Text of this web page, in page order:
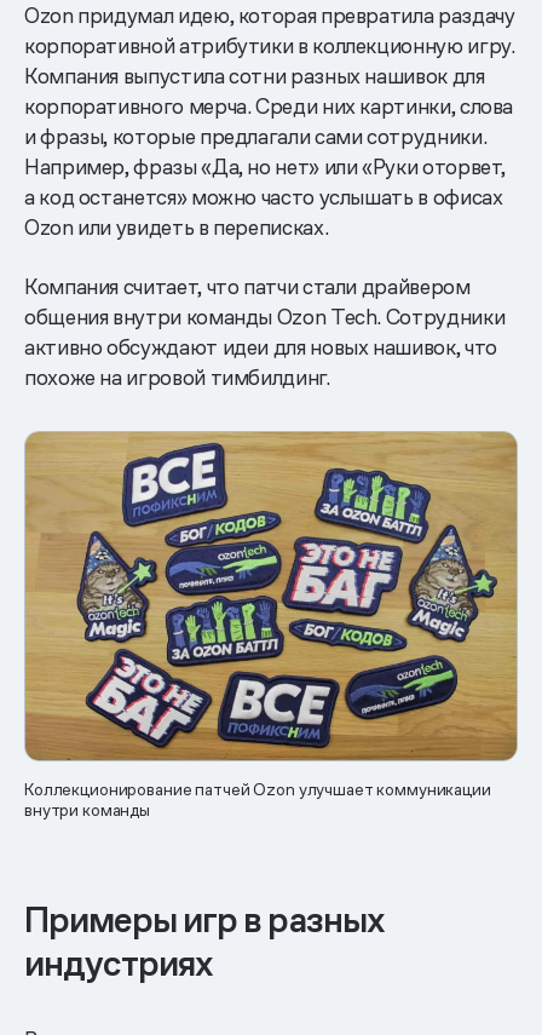
Ozon придумал идею, которая превратила раздачу
корпоративной атрибутики в коллекционную игру.
Компания выпустила сотни разных нашивок для
корпоративного мерча. Среди них картинки, слова
и фразы, которые предлагали сами сотрудники.
Например, фразы «Да, но нет» или «Руки оторвет,
а код останется» можно часто услышать в офисах
Ozon или увидеть в переписках.
Компания считает, что патчи стали драйвером
общения внутри команды Ozon Tech. Сотрудники
активно обсуждают идеи для новых нашивок, что
похоже на игровой тимбилдинг.
Коллекционирование патчей Ozon улучшает коммуникации
внутри команды
Примеры игр в разных
индустриях